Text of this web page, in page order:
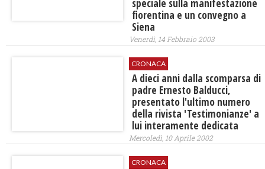
speciale sulla manifestazione
fiorentina e un convegno a
Siena
Venerdì, 14 Febbraio 2003
CRONACA
A dieci anni dalla scomparsa di
padre Ernesto Balducci,
presentato l'ultimo numero
della rivista 'Testimonianze' a
lui interamente dedicata
Mercoledì, 10 Aprile 2002
CRONACA